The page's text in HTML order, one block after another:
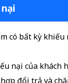
có bất kỳ
nại của khách
đổi trả và